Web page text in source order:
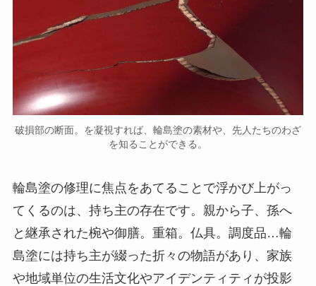
破損部の断面。を凝視すれば、輪島塗の素材や、先人たちのわざ
を知ることができる。
輪島塗の修理に焦点をあてることで浮かび上がっ
てくるのは、持ち主の存在です。親から子、孫へ
と継承された椀や御膳。重箱。仏具。調度品…輪
島塗には持ち主が綴った折々の物語があり、家族
や地域単位の生活文化やアイデンティティが投影